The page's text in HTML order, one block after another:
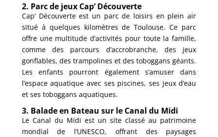
2. Parc de jeux Cap’ Découverte
Cap’ Découverte est un parc de loisirs en plein air
situé à quelques kilomètres de Toulouse. Ce parc
offre une multitude d’activités pour toute la famille,
comme des parcours d’accrobranche, des jeux
gonflables, des trampolines et des toboggans géants.
Les enfants pourront également s’amuser dans
l’espace aquatique avec ses piscines, ses jeux d’eau
et ses toboggans aquatiques.
3. Balade en Bateau sur le Canal du Midi
Le Canal du Midi est un site classé au patrimoine
mondial de l’UNESCO, offrant des paysages